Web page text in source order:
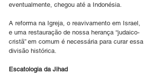
eventualmente, chegou até a Indonésia.
A reforma na Igreja, o reavivamento em Israel,
e uma restauração de nossa herança “judaico-
cristã” em comum é necessária para curar essa
divisão histórica.
Escatologia da Jihad